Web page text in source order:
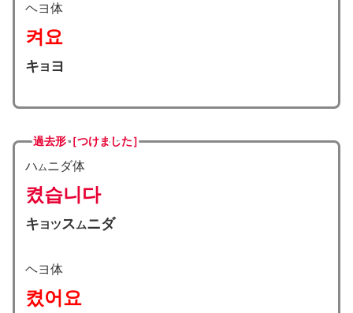
ヘヨ体
켜요
キヨ ヨ
過去形［つけました］
ハ ムニダ体
켰습니다
キヨツスムニダ
ヘヨ体
켰어요